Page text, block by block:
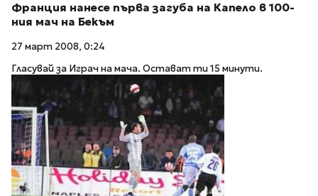
Франция нанесе първа загуба на Капело в 100-
ния мач на Бекъм
27 март 2008, 0:24
Гласувай за Играч на мача. Остават ти 15 минути.